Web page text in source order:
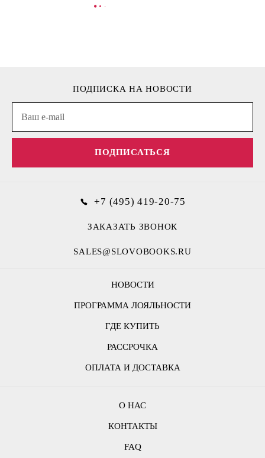
В КОРЗИНУ
НОВОСТИ
ПРОГРАММА ЛОЯЛЬНОСТИ
ГДЕ КУПИТЬ
РАССРОЧКА
ОПЛАТА И ДОСТАВКА
ПОДПИСКА НА НОВОСТИ
ПОДПИСАТЬСЯ
О НАС
КОНТАКТЫ
FAQ
+7 (495) 419-20-75
ЗАКАЗАТЬ ЗВОНОК
SALES@SLOVOBOOKS.RU